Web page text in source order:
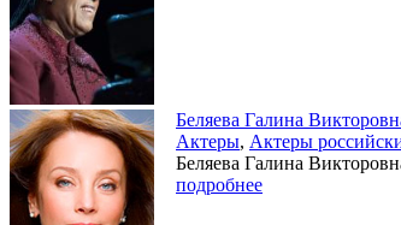
Беляева Галина
Актеры, Актеры
Беляева Галина
подробнее